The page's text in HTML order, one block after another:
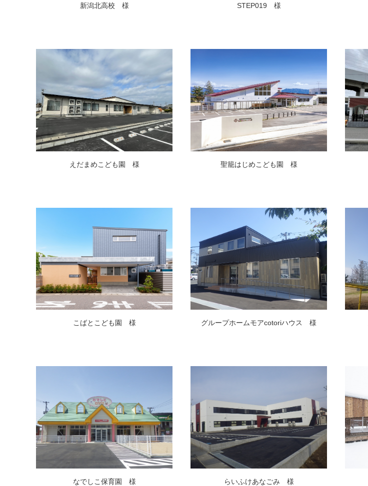
新潟北高校 様 STEP019 様
えだまめこども園 様 聖籠はじめこども園 様
こばとこども園 様 グループホームモアcotoriハウス 様
なでしこ保育園 様 らいふけあなごみ 様